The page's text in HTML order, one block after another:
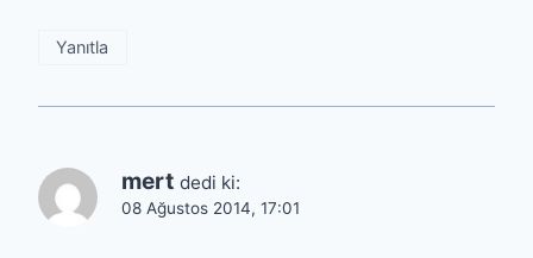
Yanıtla
mert dedi ki:
08 Ağustos 2014, 17:01